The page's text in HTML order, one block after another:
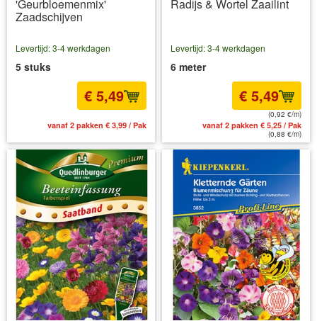
'Geurbloemenmix'
Zaadschijven
Levertijd: 3-4 werkdagen
5 stuks
€ 5,49
vanaf 2 pakken € 3,99 / Pak
Radijs & Wortel Zaailint
Levertijd: 3-4 werkdagen
6 meter
€ 5,49
(0,92 €/m)
vanaf 2 pakken € 5,25 / Pak
(0,88 €/m)